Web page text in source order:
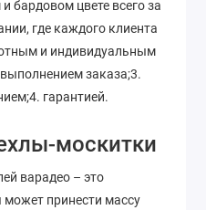
бардовом цвете всего за
где каждого клиента
и индивидуальным
заказа;3.
гарантией.
москитки
варадео – это
может принести массу